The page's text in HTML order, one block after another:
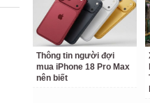
Thông tin người đợi
mua iPhone 18 Pro Max
nên biết